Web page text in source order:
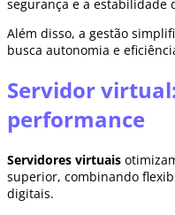
segurança e a estabilidade
Além disso, a gestão
busca autonomia e
Servidor
performance
Servidores virtuais
superior, combinando
digitais.